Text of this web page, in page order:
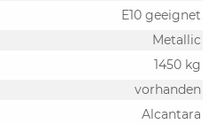
E10 geeignet
Metallic
1450 kg
vorhanden
Alcantara